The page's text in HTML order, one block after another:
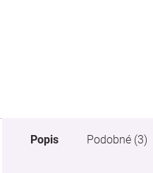
Popis Podobné (3)